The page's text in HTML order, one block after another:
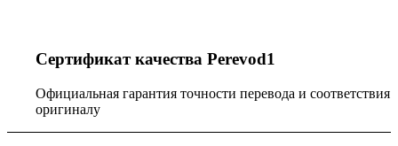
Сертификат качества Perevod1
Официальная гарантия точности перевода и соответствия
оригиналу